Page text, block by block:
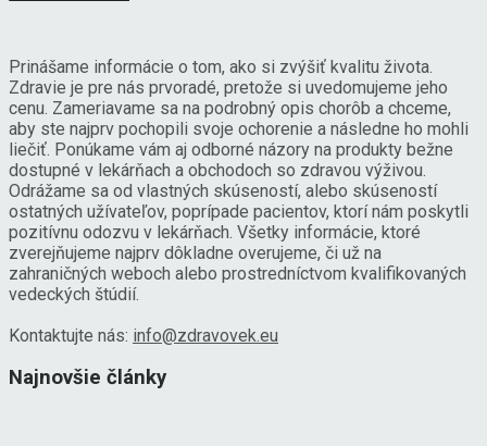
Prinášame informácie o tom, ako si zvýšiť kvalitu života.
Zdravie je pre nás prvoradé, pretože si uvedomujeme jeho
cenu. Zameriavame sa na podrobný opis chorôb a chceme,
aby ste najprv pochopili svoje ochorenie a následne ho mohli
liečiť. Ponúkame vám aj odborné názory na produkty bežne
dostupné v lekárňach a obchodoch so zdravou výživou.
Odrážame sa od vlastných skúseností, alebo skúseností
ostatných užívateľov, poprípade pacientov, ktorí nám poskytli
pozitívnu odozvu v lekárňach. Všetky informácie, ktoré
zverejňujeme najprv dôkladne overujeme, či už na
zahraničných weboch alebo prostredníctvom kvalifikovaných
vedeckých štúdií.
Kontaktujte nás: info@zdravovek.eu
Najnovšie články